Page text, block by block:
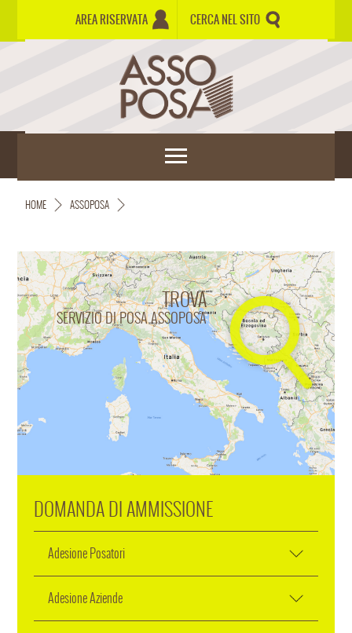
AREA RISERVATA CERCA NEL SITO
HOME ASSOPOSA
TROVA
SERVIZIO DI POSA ASSOPOSA
DOMANDA DI AMMISSIONE
Adesione Posatori
Adesione Aziende